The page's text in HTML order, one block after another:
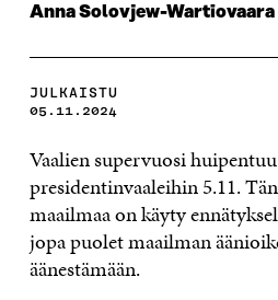
Anna Solovjew-Wartiovaara
JULKAISTU
05.11.2024
Vaalien supervuosi
presidentinvaaleihin 5.11.
maailmaa on käyty
jopa puolet maailman
äänestämään.